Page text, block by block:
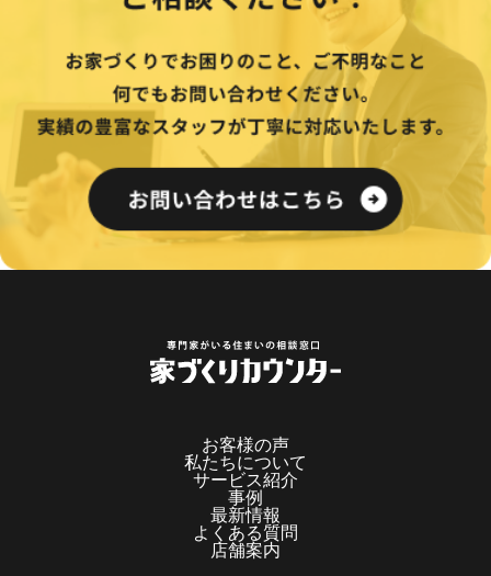
お客様の声
私たちについて
サービス紹介
事例
最新情報
よくある質問
店舗案内